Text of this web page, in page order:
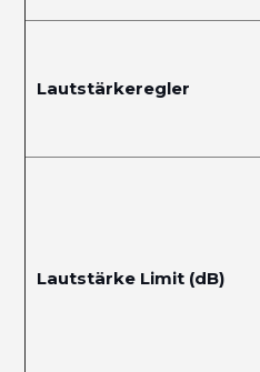
Lautstärkeregler
Lautstärke Limit (dB)